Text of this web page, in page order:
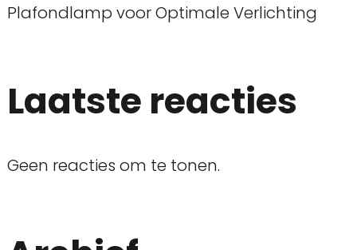
Plafondlamp voor Optimale Verlichting
Laatste reacties
Geen reacties om te tonen.